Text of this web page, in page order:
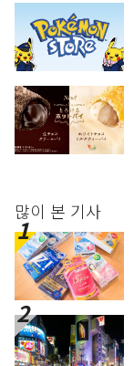
많이 본 기사